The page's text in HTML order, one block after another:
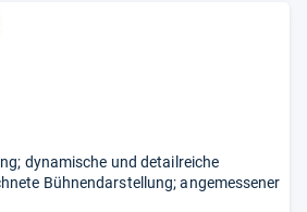
dynamische und detailreiche
Bühnendarstellung; angemessener